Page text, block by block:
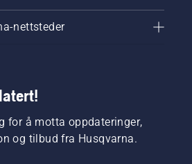
nettsteder
for å motta oppdateringer,
og tilbud fra Husqvarna.